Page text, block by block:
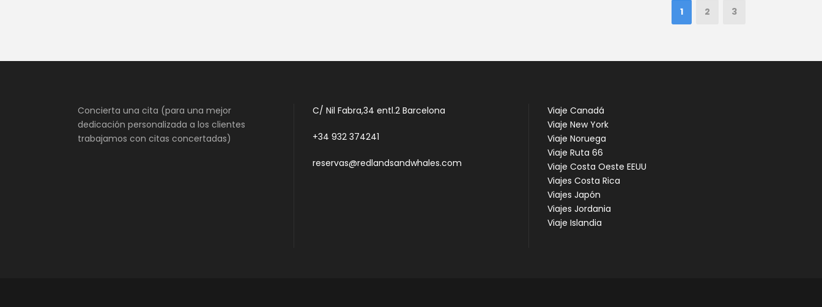
1 2 3
Concierta una cita (para una mejor
dedicación personalizada a los clientes
trabajamos con citas concertadas)
C/ Nil Fabra,34 entl.2 Barcelona
+34 932 374241
reservas@redlandsandwhales.com
Viaje Canadá
Viaje New York
Viaje Noruega
Viaje Ruta 66
Viaje Costa Oeste EEUU
Viajes Costa Rica
Viajes Japón
Viajes Jordania
Viaje Islandia